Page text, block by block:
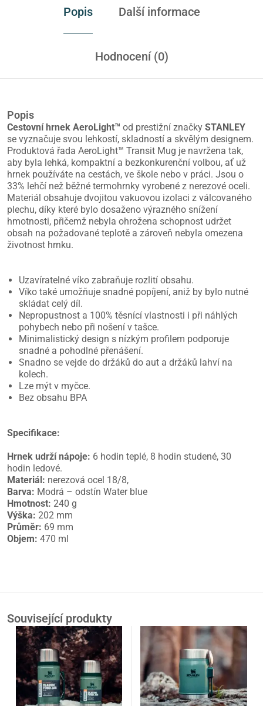
Popis Další informace
Hodnocení (0)
Popis
Cestovní hrnek AeroLight™ od prestižní značky STANLEY
se vyznačuje svou lehkostí, skladností a skvělým designem.
Produktová řada AeroLight™ Transit Mug je navržena tak,
aby byla lehká, kompaktní a bezkonkurenční volbou, ať už
hrnek používáte na cestách, ve škole nebo v práci. Jsou o
33% lehčí než běžné termohrnky vyrobené z nerezové oceli.
Materiál obsahuje dvojitou vakuovou izolaci z válcovaného
plechu, díky které bylo dosaženo výrazného snížení
hmotnosti, přičemž nebyla ohrožena schopnost udržet
obsah na požadované teplotě a zároveň nebyla omezena
životnost hrnku.
Uzavíratelné víko zabraňuje rozlití obsahu.
Víko také umožňuje snadné popíjení, aniž by bylo nutné
skládat celý díl.
Nepropustnost a 100% těsnící vlastnosti i při náhlých
pohybech nebo při nošení v tašce.
Minimalistický design s nízkým profilem podporuje
snadné a pohodlné přenášení.
Snadno se vejde do držáků do aut a držáků lahví na
kolech.
Lze mýt v myčce.
Bez obsahu BPA
Specifikace:
Hrnek udrží nápoje: 6 hodin teplé, 8 hodin studené, 30
hodin ledové.
Materiál: nerezová ocel 18/8,
Barva: Modrá – odstín Water blue
Hmotnost: 240 g
Výška: 202 mm
Průměr: 69 mm
Objem: 470 ml
Související produkty